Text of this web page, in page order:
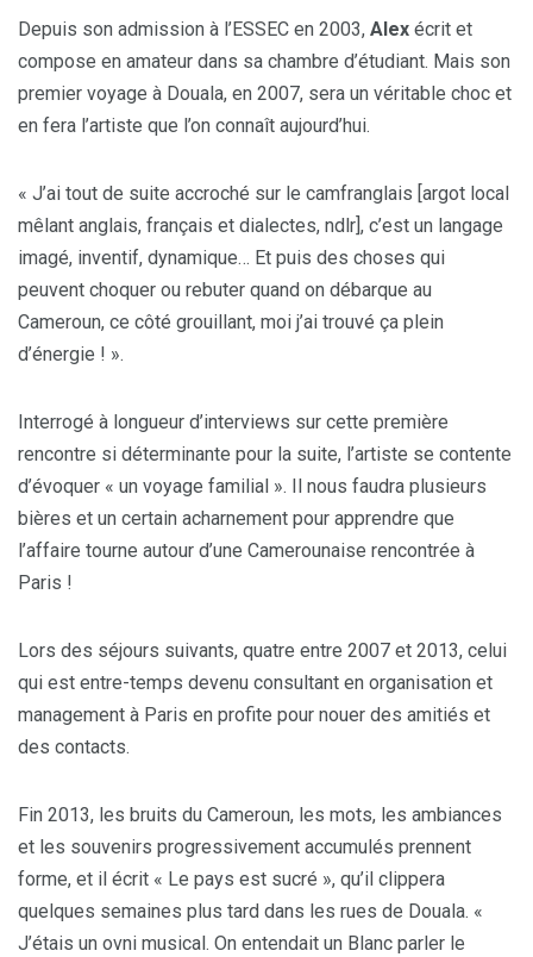
Depuis son admission à l’ESSEC en 2003, Alex écrit et
compose en amateur dans sa chambre d’étudiant. Mais son
premier voyage à Douala, en 2007, sera un véritable choc et
en fera l’artiste que l’on connaît aujourd’hui.
« J’ai tout de suite accroché sur le camfranglais [argot local
mêlant anglais, français et dialectes, ndlr], c’est un langage
imagé, inventif, dynamique… Et puis des choses qui
peuvent choquer ou rebuter quand on débarque au
Cameroun, ce côté grouillant, moi j’ai trouvé ça plein
d’énergie ! ».
Interrogé à longueur d’interviews sur cette première
rencontre si déterminante pour la suite, l’artiste se contente
d’évoquer « un voyage familial ». Il nous faudra plusieurs
bières et un certain acharnement pour apprendre que
l’affaire tourne autour d’une Camerounaise rencontrée à
Paris !
Lors des séjours suivants, quatre entre 2007 et 2013, celui
qui est entre-temps devenu consultant en organisation et
management à Paris en profite pour nouer des amitiés et
des contacts.
Fin 2013, les bruits du Cameroun, les mots, les ambiances
et les souvenirs progressivement accumulés prennent
forme, et il écrit « Le pays est sucré », qu’il clippera
quelques semaines plus tard dans les rues de Douala. «
J’étais un ovni musical. On entendait un Blanc parler le